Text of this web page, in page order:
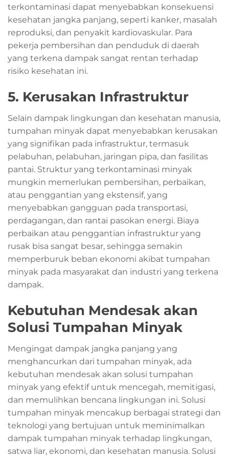
terkontaminasi dapat menyebabkan konsekuensi
kesehatan jangka panjang, seperti kanker, masalah
reproduksi, dan penyakit kardiovaskular. Para
pekerja pembersihan dan penduduk di daerah
yang terkena dampak sangat rentan terhadap
risiko kesehatan ini.
5. Kerusakan Infrastruktur
Selain dampak lingkungan dan kesehatan manusia,
tumpahan minyak dapat menyebabkan kerusakan
yang signifikan pada infrastruktur, termasuk
pelabuhan, pelabuhan, jaringan pipa, dan fasilitas
pantai. Struktur yang terkontaminasi minyak
mungkin memerlukan pembersihan, perbaikan,
atau penggantian yang ekstensif, yang
menyebabkan gangguan pada transportasi,
perdagangan, dan rantai pasokan energi. Biaya
perbaikan atau penggantian infrastruktur yang
rusak bisa sangat besar, sehingga semakin
memperburuk beban ekonomi akibat tumpahan
minyak pada masyarakat dan industri yang terkena
dampak.
Kebutuhan Mendesak akan
Solusi Tumpahan Minyak
Mengingat dampak jangka panjang yang
menghancurkan dari tumpahan minyak, ada
kebutuhan mendesak akan solusi tumpahan
minyak yang efektif untuk mencegah, memitigasi,
dan memulihkan bencana lingkungan ini. Solusi
tumpahan minyak mencakup berbagai strategi dan
teknologi yang bertujuan untuk meminimalkan
dampak tumpahan minyak terhadap lingkungan,
satwa liar, ekonomi, dan kesehatan manusia. Solusi